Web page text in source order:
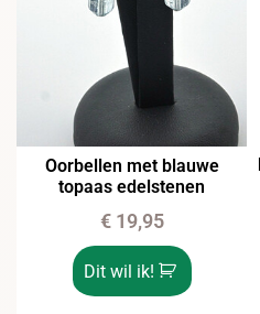
Oorbellen met blauwe
topaas edelstenen
€19,95
Dit wil ik!